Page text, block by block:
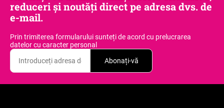
reduceri și noutăți direct pe adresa dvs. de
e-mail.
Prin trimiterea formularului sunteți de acord cu prelucrarea
datelor cu caracter personal
Abonați-vă